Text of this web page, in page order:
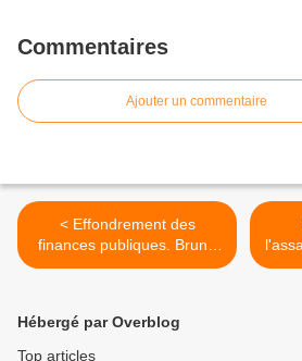
Commentaires
Ajouter un commentaire
< Effondrement des
finances publiques. Bruno
Le Maire n’a rien vu venir
Hébergé par Overblog
Top articles